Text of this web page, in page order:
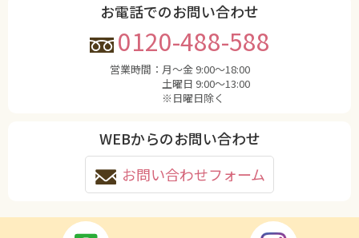
お電話でのお問い合わせ
0120-488-588
営業時間： 月〜金 9:00〜18:00
土曜日 9:00〜13:00
※日曜日除く
WEBからのお問い合わせ
お問い合わせフォーム